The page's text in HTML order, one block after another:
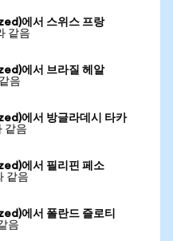
에서 스위스 프랑
같음
에서 브라질 헤알
음
에서 방글라데시 타카
같음
에서 필리핀 페소
같음
에서 폴란드 즐로티
음